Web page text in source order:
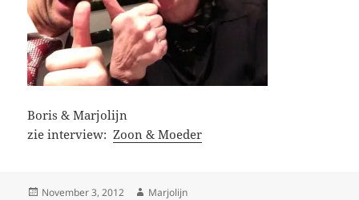
Boris & Marjolijn
zie interview:Zoon & Moeder
Posted
November 3, 2012 Author
Marjolijn